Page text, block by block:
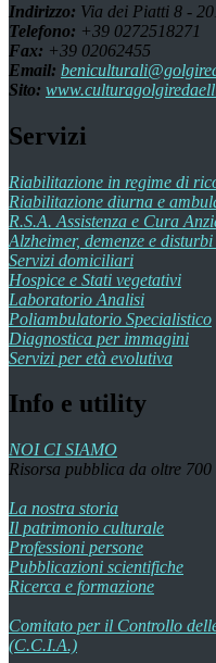
Indirizzo: Via dei Piatti 8 -
Telefono: +39 0272518271
Fax: +39 02062455
Email:
Sito:
Servizi
Riabilitazione in regime di
Riabilitazione diurna e
R.S.A. Assistenza e Cura
Alzheimer, demenze e
Servizi domiciliari
Hospice e Stati vegetativi
Laboratorio Analisi
Poliambulatorio Specialistico
Diagnostica per immagini
Servizi per età evolutiva
Info e utility
NOI CI SIAMO
Risorsa pubblica da oltre 700
La nostra storia
Il patrimonio culturale
Professioni persone
Pubblicazioni scientifiche
Ricerca e formazione
Comitato per il Controllo
(C.C.I.A.)